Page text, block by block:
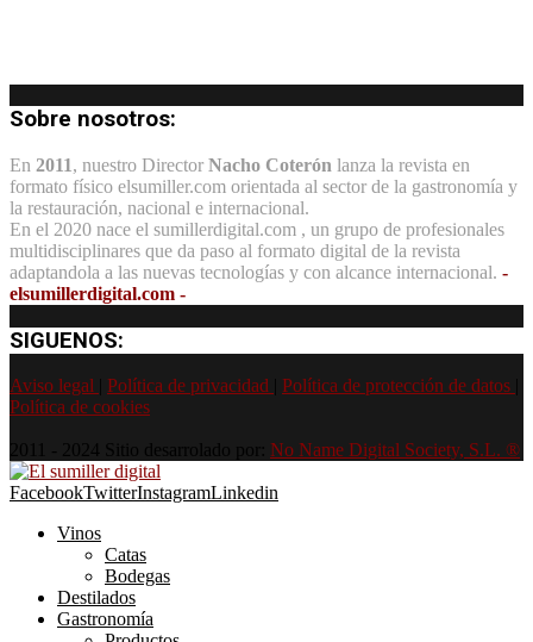
Sobre nosotros:
En 2011, nuestro Director Nacho Coterón lanza la revista en
formato físico elsumiller.com orientada al sector de la gastronomía y
la restauración, nacional e internacional.
En el 2020 nace el sumillerdigital.com , un grupo de profesionales
multidisciplinares que da paso al formato digital de la revista
adaptandola a las nuevas tecnologías y con alcance internacional. -
elsumillerdigital.com -
SIGUENOS:
Aviso legal Política de privacidad Política de protección de datos
Política de cookies
2011 - 2024 Sitio desarrolado por: No Name Digital Society, S.L. ®
FacebookTwitterInstagramLinkedin
Vinos
Catas
Bodegas
Destilados
Gastronomía